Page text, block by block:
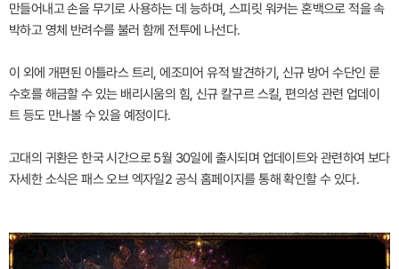
만들어내고 손을 무기로 사용하는 데 능하며, 스피릿 워커는 혼백으로 적을 속
박하고 영체 반려수를 불러 함께 전투에 나선다.
이 외에 개편된 아틀라스 트리, 에조미어 유적 발견하기, 신규 방어 수단인 룬
수호를 해금할 수 있는 배리시움의 힘, 신규 칼구르 스킬, 편의성 관련 업데이
트 등도 만나볼 수 있을 예정이다.
고대의 귀환은 한국 시간으로 5월 30일에 출시되며 업데이트와 관련하여 보다
자세한 소식은 패스 오브 엑자일2 공식 홈페이지를 통해 확인할 수 있다.